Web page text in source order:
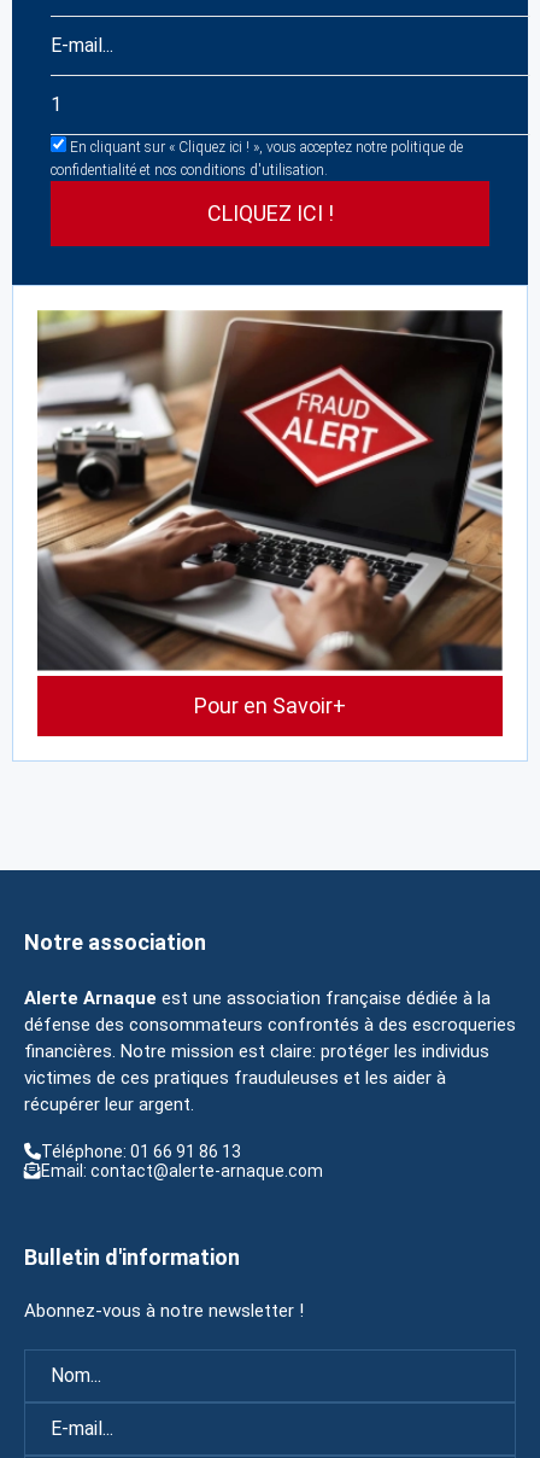
En cliquant sur « Cliquez ici ! », vous acceptez notre politique de
confidentialité et nos conditions d'utilisation.
Pour en Savoir+
Notre association
Alerte Arnaque est une association française dédiée à la
défense des consommateurs confrontés à des escroqueries
financières. Notre mission est claire: protéger les individus
victimes de ces pratiques frauduleuses et les aider à
récupérer leur argent.
Téléphone: 01 66 91 86 13
Email: contact@alerte-arnaque.com
Bulletin d'information
Abonnez-vous à notre newsletter !